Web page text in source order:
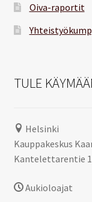
Oiva-raportit
TULE
Helsinki
Kauppakeskus
Kantelettarentie
Aukioloajat